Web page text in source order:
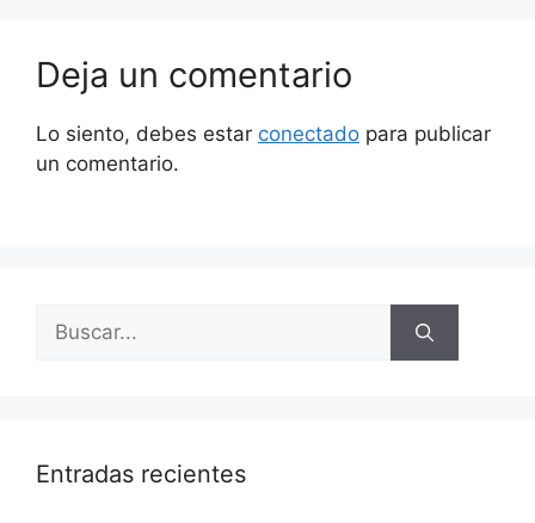
Deja un comentario
Lo siento, debes estar conectado para publicar
un comentario.
Buscar:
Entradas recientes